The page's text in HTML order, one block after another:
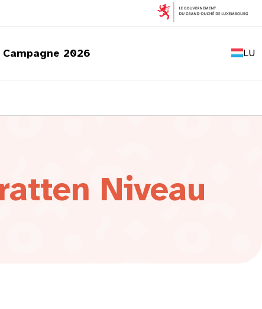
Campagne 2026 LU
FR
DE
Niveau